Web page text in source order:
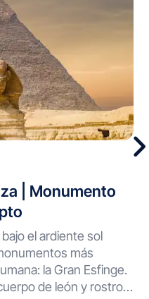
| Monumento
el ardiente sol
más
la Gran Esfinge.
de león y rostro